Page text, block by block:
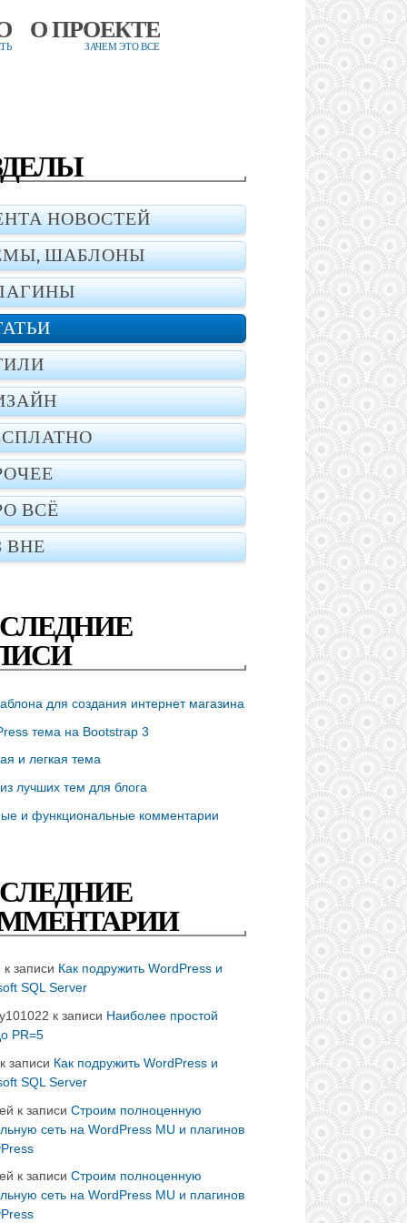
О ПРОЕКТЕ
ЗАЧЕМ ЭТО ВСЕ
НОВОСТЕЙ
ШАБЛОНЫ
ВСЁ
ВНЕ
для создания интернет магазина
тема на Bootstrap 3
и легкая тема
лучших тем для блога
и функциональные комментарии
к записи Как подружить WordPress и
SQL Server
к записи Наиболее простой
PR=5
записи Как подружить WordPress и
SQL Server
к записи Строим полноценную
сеть на WordPress MU и плагинов
к записи Строим полноценную
сеть на WordPress MU и плагинов